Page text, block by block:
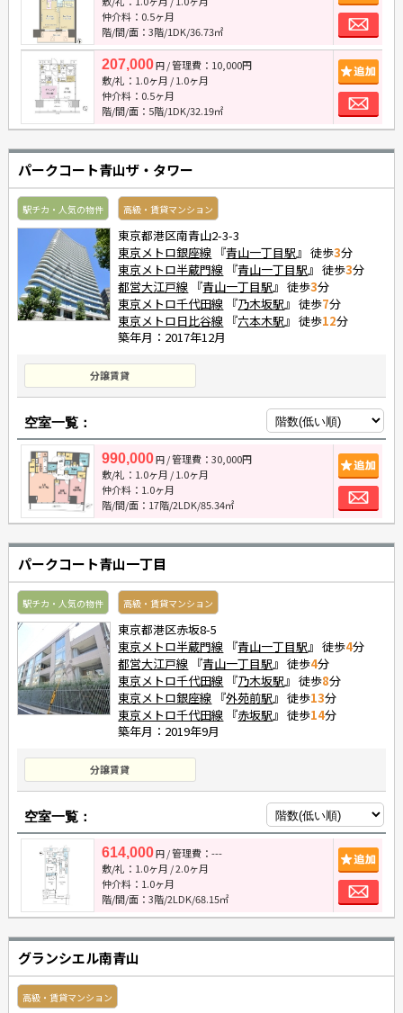
仲介料： 0.5ヶ月
階/間/面：3階/1DK/36.73㎡
お
207,000円/ 管理費：10,000円
敷/礼： 1.0ヶ月 /1.0ヶ月
仲介料： 0.5ヶ月
階/間/面：5階/1DK/32.19㎡
追
お
パークコート青山ザ・タワー
駅チカ・人気の物件 高級・賃貸マンション
東京都港区南青山2-3-3
東京メトロ銀座線 『青山一丁目駅 』 徒歩3分
東京メトロ半蔵門線 『青山一丁目駅 』 徒歩3分
都営大江戸線 『青山一丁目駅 』 徒歩3分
東京メトロ千代田線 『乃木坂駅 』 徒歩7分
東京メトロ日比谷線 『六本木駅 』 徒歩12分
築年月：2017年12月
分譲賃貸
空室一覧：
990,000円/ 管理費：30,000円
敷/礼： 1.0ヶ月 /1.0ヶ月
仲介料： 1.0ヶ月
階/間/面：17階/2LDK/85.34㎡
追
お
パークコート青山一丁目
駅チカ・人気の物件 高級・賃貸マンション
東京都港区赤坂8-5
東京メトロ半蔵門線 『青山一丁目駅 』 徒歩4分
都営大江戸線 『青山一丁目駅 』 徒歩4分
東京メトロ千代田線 『乃木坂駅 』 徒歩8分
東京メトロ銀座線 『外苑前駅 』 徒歩13分
東京メトロ千代田線 『赤坂駅 』 徒歩14分
築年月：2019年9月
分譲賃貸
空室一覧：
614,000円/ 管理費：---
敷/礼： 1.0ヶ月 /2.0ヶ月
仲介料： 1.0ヶ月
階/間/面：3階/2LDK/68.15㎡
追
お
グランシエル南青山
高級・賃貸マンション